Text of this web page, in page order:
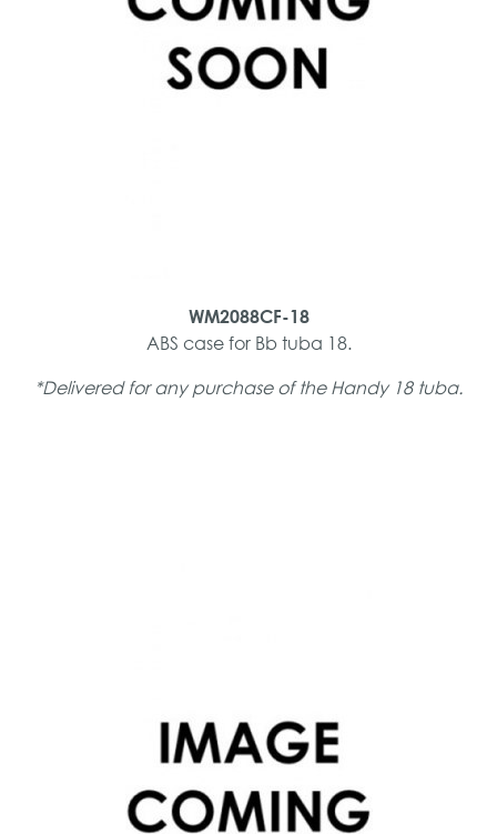
WM2088CF-18
ABS case for Bb tuba 18.
*Delivered for any purchase of the Handy 18 tuba.